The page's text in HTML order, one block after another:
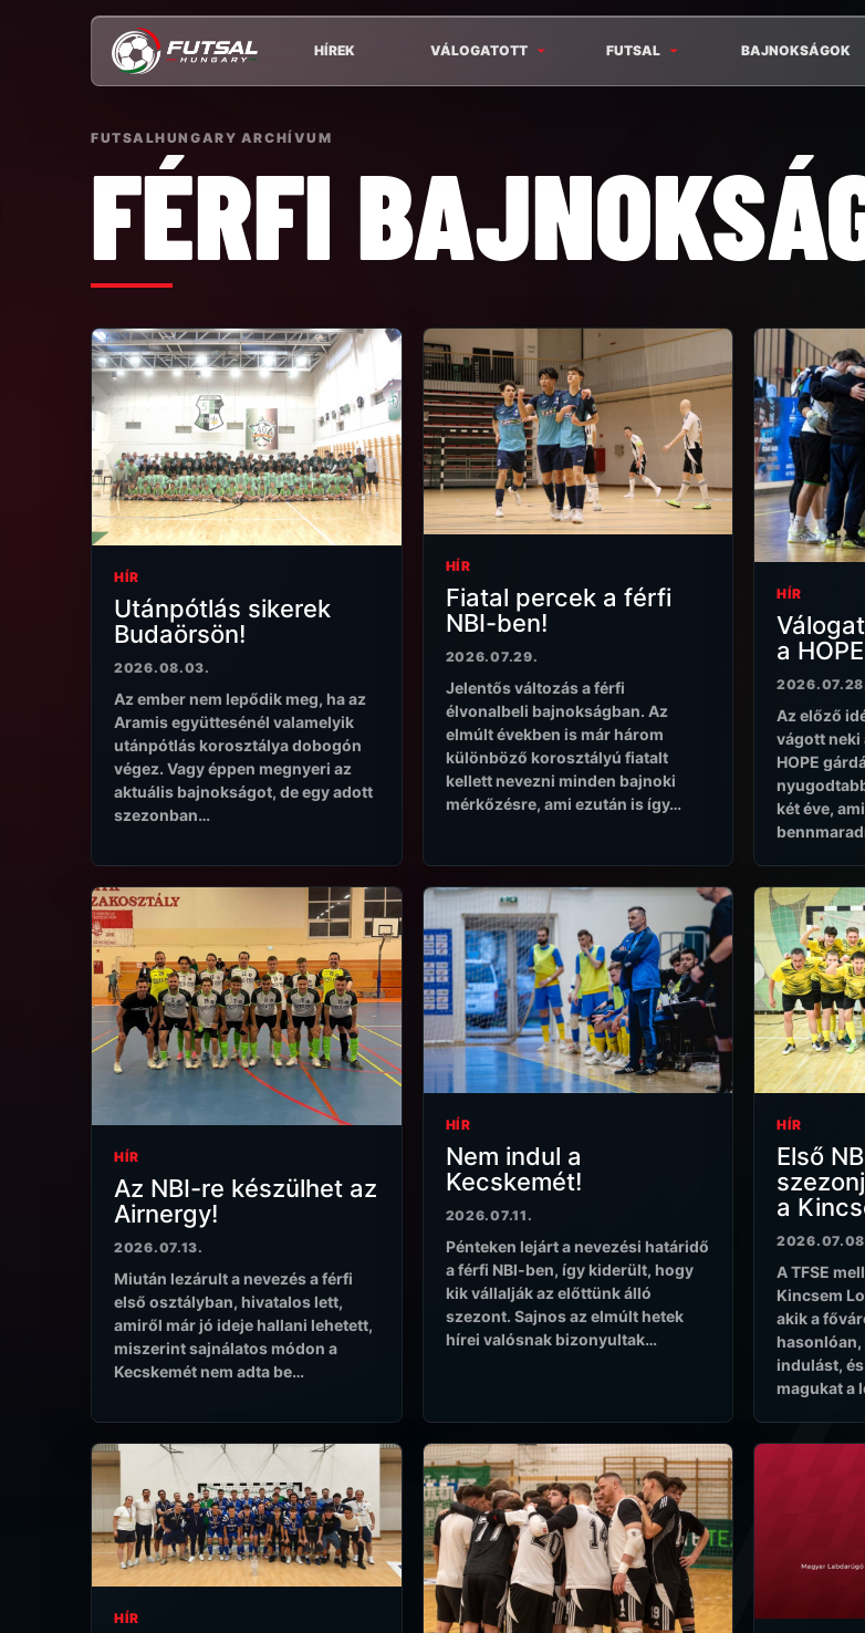
HÍREK VÁLOGATOTT FUTSAL BAJNOKSÁGOK
FUTSALHUNGARY ARCHÍVUM
FÉRFI
HÍR
Utánpótlás sikerek
Budaörsön!
2026.08.03.
Az ember nem lepődik meg, ha az
Aramis együttesénél valamelyik
utánpótlás korosztálya dobogón
végez. Vagy éppen megnyeri az
aktuális bajnokságot, de egy adott
szezonban…
HÍR
Fiatal percek a férfi
NBI-ben!
2026.07.29.
Jelentős változás a férfi
élvonalbeli bajnokságban. Az
elmúlt években is már három
különböző korosztályú fiatalt
kellett nevezni minden bajnoki
mérkőzésre, ami ezután is így…
HÍR
a
Az előző
vágott neki
HOPE
két éve,
HÍR
Az NBI-re készülhet az
Airnergy!
2026.07.13.
Miután lezárult a nevezés a férfi
első osztályban, hivatalos lett,
amiről már jó ideje hallani lehetett,
miszerint sajnálatos módon a
Kecskemét nem adta be…
HÍR
Nem indul a
Kecskemét!
2026.07.11.
Pénteken lejárt a nevezési határidő
a férfi NBI-ben, így kiderült, hogy
kik vállalják az előttünk álló
szezont. Sajnos az elmúlt hetek
hírei valósnak bizonyultak…
HÍR
Első
a
A TFSE
Kincsem
akik a
indulást,
magukat a
HÍR